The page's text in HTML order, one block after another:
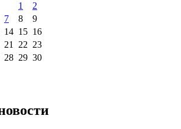
1
2
7 8
9
14 15 16
21 22 23
28 29 30